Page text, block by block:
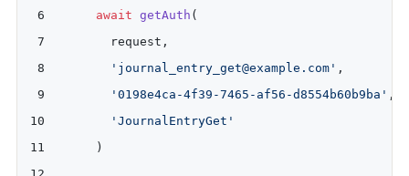
    await
getAuth (
      request,
      'journal_entry_get@example.com'
,
      '0198e4ca-4f39-7465-af56-d8554b60b9ba'
,
      'JournalEntryGet'
    )